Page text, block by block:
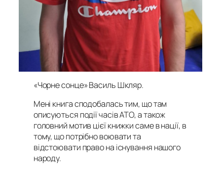
«Чорне сонце» Василь Шкляр.
Мені книга сподобалась тим, що там
описуються події часів АТО, а також
головний мотив цієї книжки саме в нації, в
тому, що потрібно воювати та
відстоювати право на існування нашого
народу.